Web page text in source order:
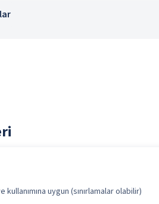
uygun (sınırlamalar olabilir)